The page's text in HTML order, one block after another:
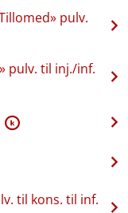
pulv.
pulv. til inj.​/​inf.
K
til kons. til inf.